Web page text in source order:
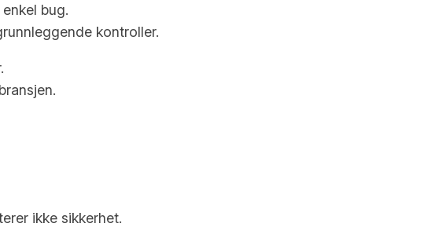
bug.
kontroller.
ikke sikkerhet.